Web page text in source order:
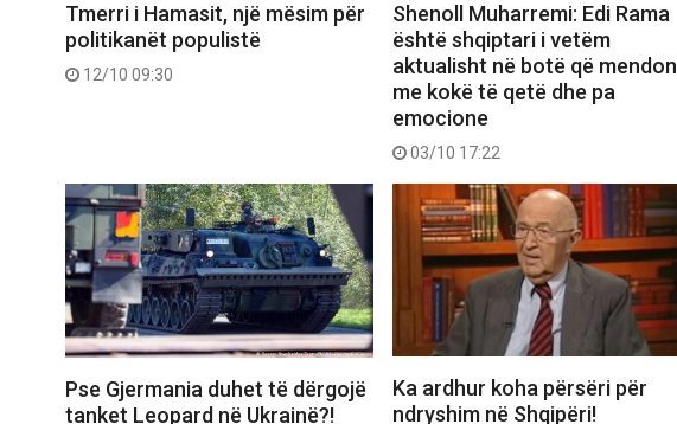
Tmerri i Hamasit, një mësim për
politikanët populistë
12/10 09:30
Shenoll Muharremi: Edi Rama
është shqiptari i vetëm
aktualisht në botë që mendon
me kokë të qetë dhe pa
emocione
03/10 17:22
Pse Gjermania duhet të dërgojë
tanket Leopard në Ukrainë?!
Ka ardhur koha përsëri për
ndryshim në Shqipëri!